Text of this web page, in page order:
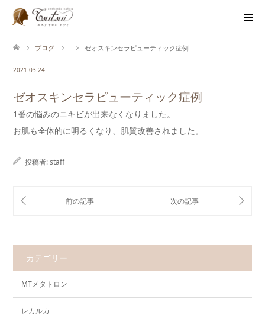
ブログ ゼオスキンセラピューティック症例
2021.03.24
ゼオスキンセラピューティック症例
1番の悩みのニキビが出来なくなりました。
お肌も全体的に明るくなり、肌質改善されました。
投稿者:staff
カテゴリー
MTメタトロン
レカルカ